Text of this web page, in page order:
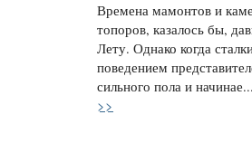
Времена мамонтов и
топоров, казалось бы,
Лету. Однако когда
поведением
сильного пола и начинае...
>>